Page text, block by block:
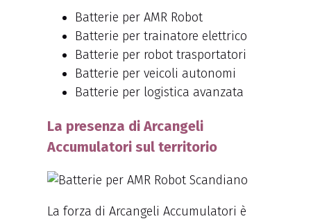
Batterie per AMR Robot
Batterie per trainatore elettrico
Batterie per robot trasportatori
Batterie per veicoli autonomi
Batterie per logistica avanzata
La presenza di Arcangeli
Accumulatori sul territorio
La forza di Arcangeli Accumulatori è